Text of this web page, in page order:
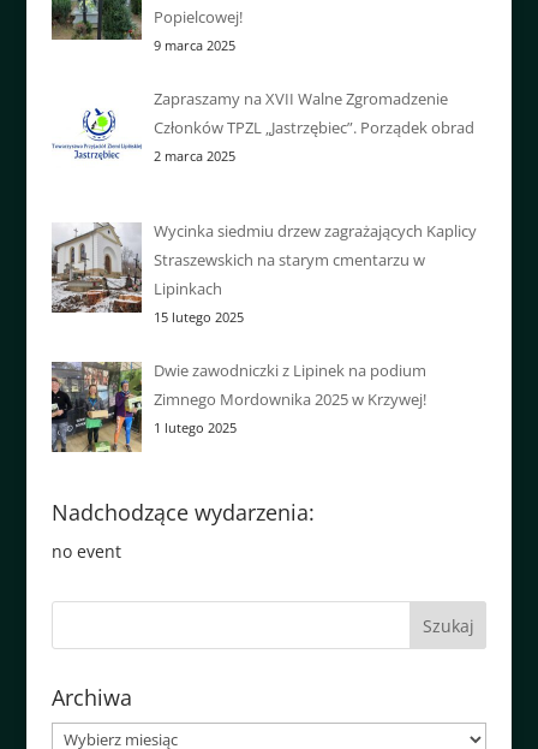
Popielcowej!
9 marca 2025
Zapraszamy na XVII Walne Zgromadzenie
Członków TPZL „Jastrzębiec”. Porządek obrad
2 marca 2025
Wycinka siedmiu drzew zagrażających Kaplicy
Straszewskich na starym cmentarzu w
Lipinkach
15 lutego 2025
Dwie zawodniczki z Lipinek na podium
Zimnego Mordownika 2025 w Krzywej!
1 lutego 2025
Nadchodzące wydarzenia:
no event
Archiwa
Archiwa